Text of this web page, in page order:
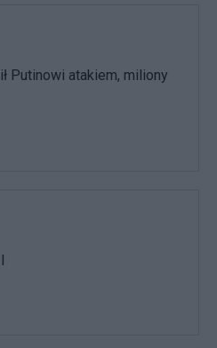
Putinowi atakiem, miliony